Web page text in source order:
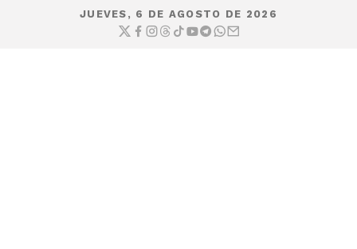
JUEVES, 6 DE AGOSTO DE 2026